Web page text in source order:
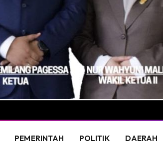
PEMERINTAH POLITIK DAERAH